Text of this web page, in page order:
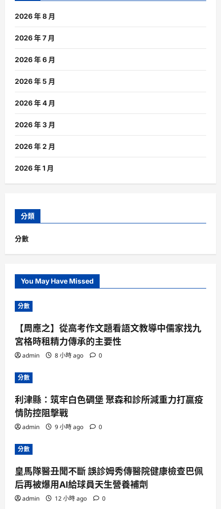
2026 年 8 月
2026 年 7 月
2026 年 6 月
2026 年 5 月
2026 年 4 月
2026 年 3 月
2026 年 2 月
2026 年 1 月
分類
分數
You May Have Missed
分數
【周應之】從高考作文題看語文教導中儒家找九
宮格時租精力傳承的主要性
admin 8 小時 ago 0
分數
利津縣：筑牢白色碉堡 聚森和診所減重力打贏疫
情防控阻擊戰
admin 9 小時 ago 0
分數
皇馬隊醫丑聞不斷 誤診姆秀傳醫院健康檢查巴佩
后再被爆用AI給球員天生營養補劑
admin 12 小時 ago 0